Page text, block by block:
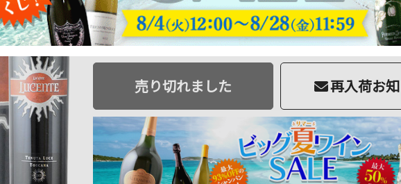
品切 32 ポイント進呈
ソムリエ価格：3,272円（税込3,599円）
売り切れました 再入荷お